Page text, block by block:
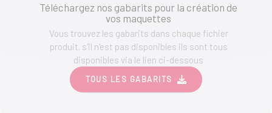
Téléchargez nos gabarits pour la création de
vos maquettes
Vous trouvez les gabarits dans chaque fichier
produit. s'il n'est pas disponibles ils sont tous
disponibles via le lien ci-dessous
TOUS LES GABARITS